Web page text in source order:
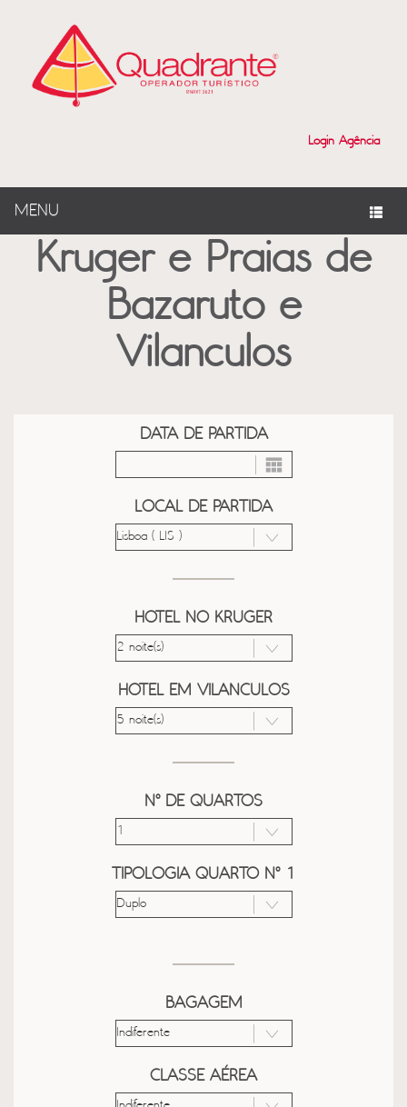
Login Agência
MENU
Kruger e Praias de
Bazaruto e
Vilanculos
DATA DE PARTIDA
LOCAL DE PARTIDA
HOTEL NO KRUGER
HOTEL EM VILANCULOS
Nº DE QUARTOS
TIPOLOGIA QUARTO Nº 1
BAGAGEM
CLASSE AÉREA